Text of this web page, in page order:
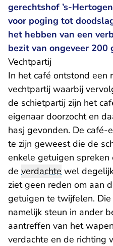
gerechtshof ’s-
voor poging tot
het hebben van een
bezit van ongeveer 200
Vechtpartij
In het café ontstond een
vechtpartij waarbij
de schietpartij zijn het
eigenaar doorzocht en
hasj gevonden. De café-
te zijn geweest die de
enkele getuigen
de verdachte wel
ziet geen reden om aan
getuigen te twijfelen.
namelijk steun in ander
aantreffen van het
verdachte en de richting